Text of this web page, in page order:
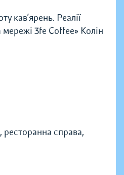
кав’ярень. Реалії
мережі 3fe Coffee» Колін
справа,